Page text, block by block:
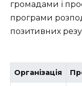
громадами і
програми
позитивних
Організація